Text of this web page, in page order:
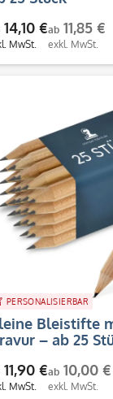
14,10 €
MwSt.
ab 11,85 €
exkl. MwSt.
PERSONALISIERBAR
Bleistifte
– ab 25
11,90 €
MwSt.
ab 10,00 €
exkl. MwSt.